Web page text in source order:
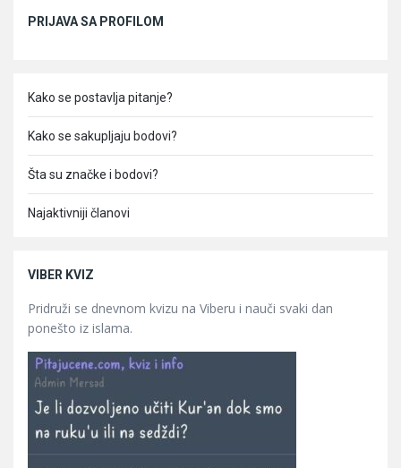
PRIJAVA SA PROFILOM
Kako se postavlja pitanje?
Kako se sakupljaju bodovi?
Šta su značke i bodovi?
Najaktivniji članovi
VIBER KVIZ
Pridruži se dnevnom kvizu na Viberu i nauči svaki dan
ponešto iz islama.